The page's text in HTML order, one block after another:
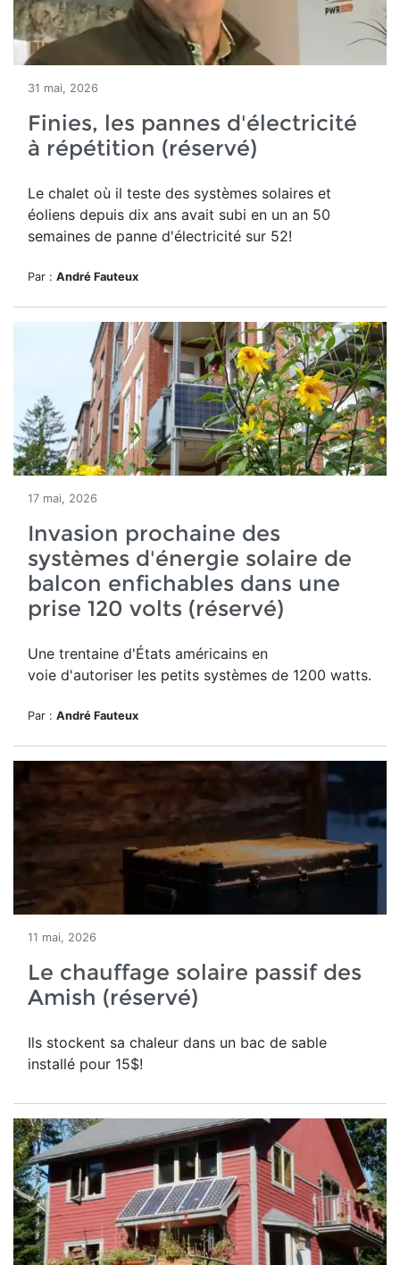
31 mai, 2026
Finies, les pannes d'électricité
à répétition (réservé)
Le chalet où il teste des systèmes solaires et
éoliens depuis dix ans avait subi en un an 50
semaines de panne d'électricité sur 52!
Par : André Fauteux
17 mai, 2026
Invasion prochaine des
systèmes d'énergie solaire de
balcon enfichables dans une
prise 120 volts (réservé)
Une trentaine d'États américains en
voie d'autoriser les petits systèmes de 1200 watts.
Par : André Fauteux
11 mai, 2026
Le chauffage solaire passif des
Amish (réservé)
Ils stockent sa chaleur dans un bac de sable
installé pour 15$!